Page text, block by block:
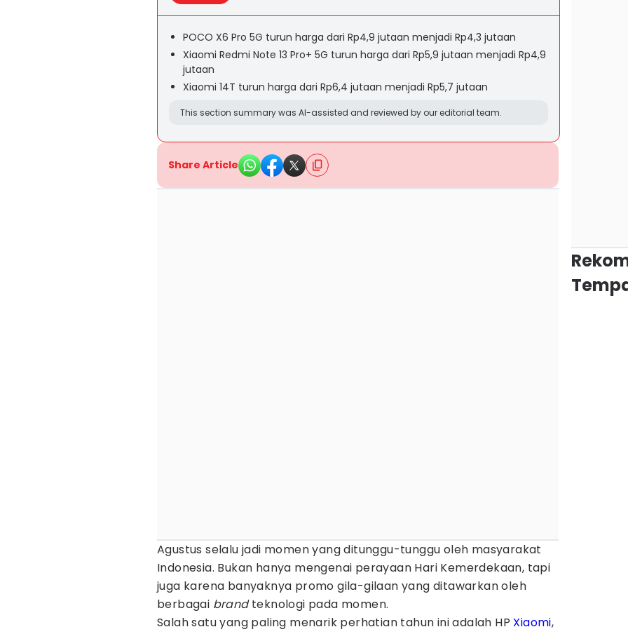
POCO X6 Pro 5G turun harga dari Rp4,9 jutaan menjadi Rp4,3 jutaan
Xiaomi Redmi Note 13 Pro+ 5G turun harga dari Rp5,9 jutaan menjadi Rp4,9
jutaan
Xiaomi 14T turun harga dari Rp6,4 jutaan menjadi Rp5,7 jutaan
This section summary was AI-assisted and reviewed by our editorial team.
Share Article
Agustus selalu jadi momen yang ditunggu-tunggu oleh masyarakat
Indonesia. Bukan hanya mengenai perayaan Hari Kemerdekaan, tapi
juga karena banyaknya promo gila-gilaan yang ditawarkan oleh
berbagai brandteknologi pada momen.
Salah satu yang paling menarik perhatian tahun ini adalah HP Xiaomi,